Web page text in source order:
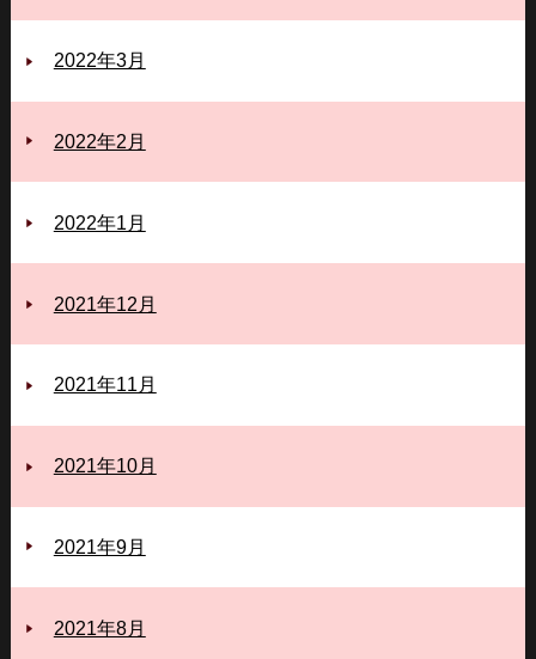
2022年3月
2022年2月
2022年1月
2021年12月
2021年11月
2021年10月
2021年9月
2021年8月